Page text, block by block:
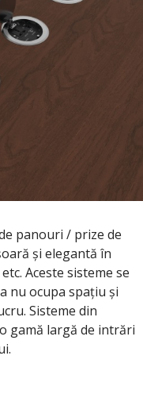
panouri / prize de
și elegantă în
Aceste sisteme se
nu ocupa spațiu și
Sisteme din
gamă largă de intrări